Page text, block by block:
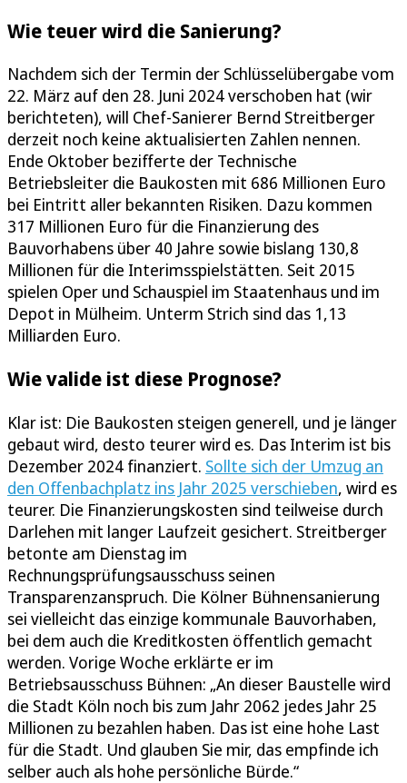
Wie teuer wird die Sanierung?
Nachdem sich der Termin der Schlüsselübergabe vom
22. März auf den 28. Juni 2024 verschoben hat (wir
berichteten), will Chef-Sanierer Bernd Streitberger
derzeit noch keine aktualisierten Zahlen nennen.
Ende Oktober bezifferte der Technische
Betriebsleiter die Baukosten mit 686 Millionen Euro
bei Eintritt aller bekannten Risiken. Dazu kommen
317 Millionen Euro für die Finanzierung des
Bauvorhabens über 40 Jahre sowie bislang 130,8
Millionen für die Interimsspielstätten. Seit 2015
spielen Oper und Schauspiel im Staatenhaus und im
Depot in Mülheim. Unterm Strich sind das 1,13
Milliarden Euro.
Wie valide ist diese Prognose?
Klar ist: Die Baukosten steigen generell, und je länger
gebaut wird, desto teurer wird es. Das Interim ist bis
Dezember 2024 finanziert. Sollte sich der Umzug an
den Offenbachplatz ins Jahr 2025 verschieben, wird es
teurer. Die Finanzierungskosten sind teilweise durch
Darlehen mit langer Laufzeit gesichert. Streitberger
betonte am Dienstag im
Rechnungsprüfungsausschuss seinen
Transparenzanspruch. Die Kölner Bühnensanierung
sei vielleicht das einzige kommunale Bauvorhaben,
bei dem auch die Kreditkosten öffentlich gemacht
werden. Vorige Woche erklärte er im
Betriebsausschuss Bühnen: „An dieser Baustelle wird
die Stadt Köln noch bis zum Jahr 2062 jedes Jahr 25
Millionen zu bezahlen haben. Das ist eine hohe Last
für die Stadt. Und glauben Sie mir, das empfinde ich
selber auch als hohe persönliche Bürde.“